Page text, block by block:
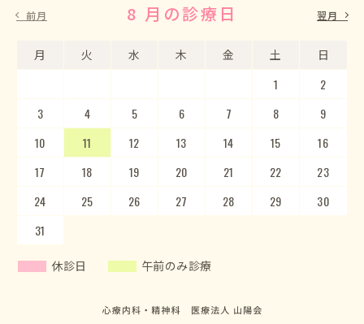
前月 8 月の診療日
月 火 水 木 金 土 日
1
2
3
4 5 6 7 8
9
10
11 12 13 14 15
16
17
18 19 20 21 22
23
24
25 26 27 28 29
30
31
9 月の診療日
月 火 水 木 金 土 日
5
6
7
8 9 10 11 12
13
14
15 16 17 18 19
20
21
22 23 24 25 26
27
28
29 30
翌月
休診日 午前のみ診療